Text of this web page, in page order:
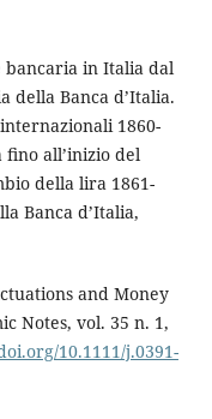
bancaria in Italia dal
della Banca d’Italia.
1860-
all’inizio del
della lira 1861-
Banca d’Italia,
and Money
Notes, vol. 35 n. 1,
10.1111/j.0391-